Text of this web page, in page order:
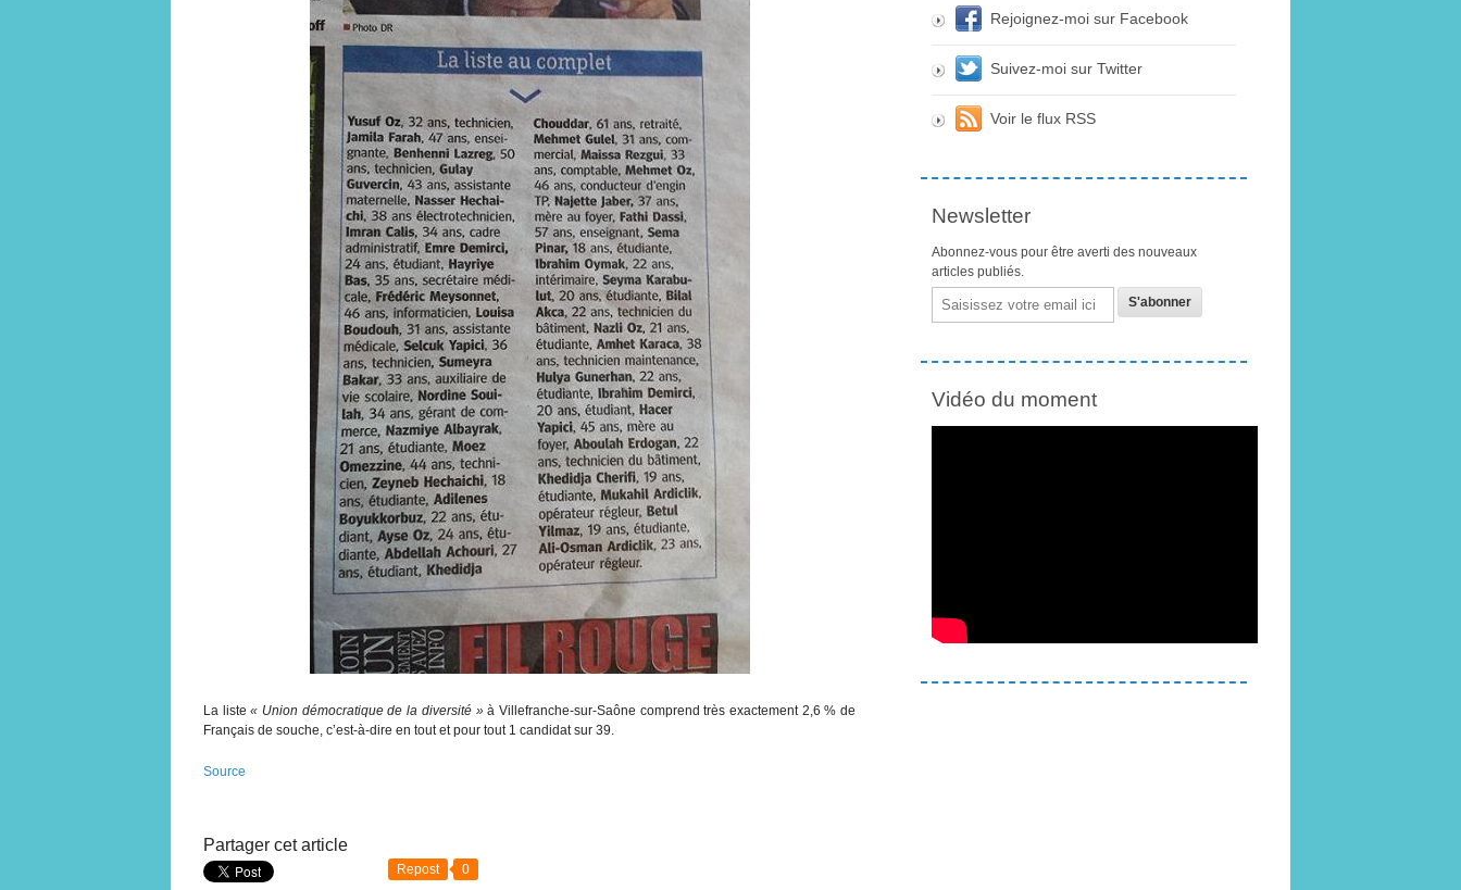
La liste« Union démocratique de la diversité »à Villefranche-sur-Saône comprend très exactement 2,6 % de
Français de souche, c’est-à-dire en tout et pour tout 1 candidat sur 39.
Source
Partager cet article
Repost 0
Rejoignez-moi sur Facebook
Suivez-moi sur Twitter
Voir le flux RSS
Newsletter
Abonnez-vous pour être averti des nouveaux
articles publiés.
Email
Vidéo du moment